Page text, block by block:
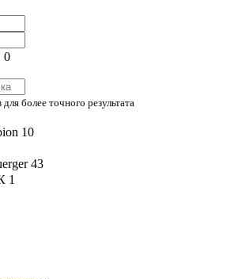
0
более точного результата
10
43
1